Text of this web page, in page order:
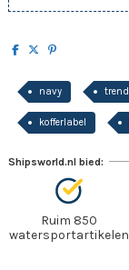
navy trend
kofferlabel
Shipsworld.nl bied:
Ruim 850
watersportartikelen